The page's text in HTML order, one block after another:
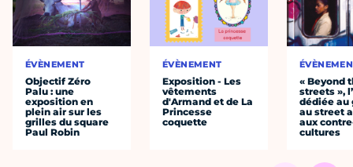
ÉVÈNEMENT
Objectif Zéro
Palu : une
exposition en
plein air sur les
grilles du square
Paul Robin
ÉVÈNEMENT
Exposition - Les
vêtements
d'Armand et de La
Princesse
coquette
« Beyond
streets »,
dédiée au
au street
aux
cultures